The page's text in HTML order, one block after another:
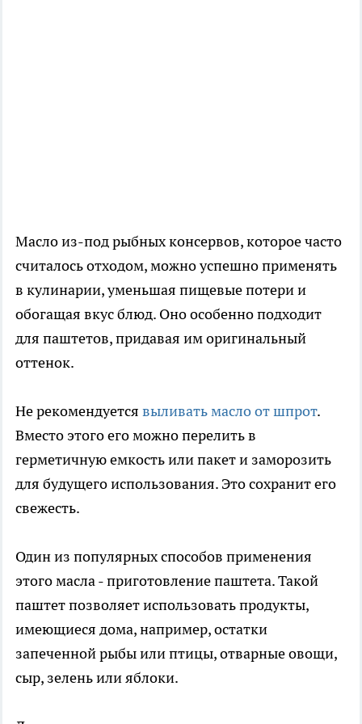
Масло из-под рыбных консервов, которое часто
считалось отходом, можно успешно применять
в кулинарии, уменьшая пищевые потери и
обогащая вкус блюд. Оно особенно подходит
для паштетов, придавая им оригинальный
оттенок.
Не рекомендуется выливать масло от шпрот.
Вместо этого его можно перелить в
герметичную емкость или пакет и заморозить
для будущего использования. Это сохранит его
свежесть.
Один из популярных способов применения
этого масла - приготовление паштета. Такой
паштет позволяет использовать продукты,
имеющиеся дома, например, остатки
запеченной рыбы или птицы, отварные овощи,
сыр, зелень или яблоки.